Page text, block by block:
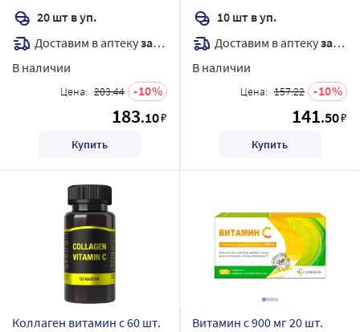
20 шт в уп.
Доставим в аптекузавтра
В наличии
Цена: 203.44 10
183.10₽
Купить
10 шт в уп.
Доставим в аптекузавтра
В наличии
Цена: 157.22 10
141.50₽
Купить
Коллаген витамин с 60 шт.
Витамин с 900 мг 20 шт.